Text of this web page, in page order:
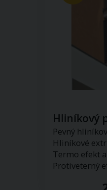
Hliníkový
Pevný
Hliníkové
Termo efekt
Protiveterný